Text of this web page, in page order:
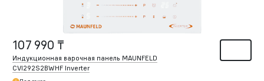
107 990 ₸
Индукционная варочная панель MAUNFELD
CVI292S2BWHF Inverter